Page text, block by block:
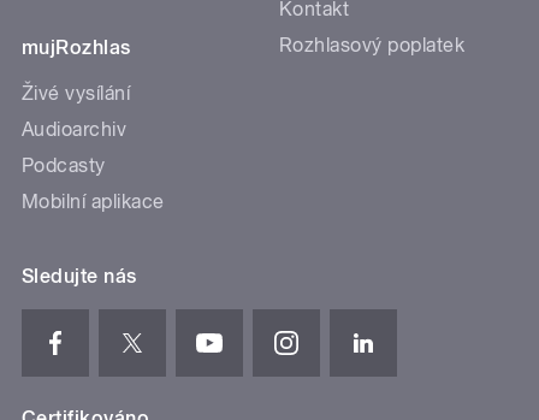
mujRozhlas
Živé vysílání
Audioarchiv
Podcasty
Mobilní aplikace
Kontakt
Rozhlasový poplatek
Sledujte nás